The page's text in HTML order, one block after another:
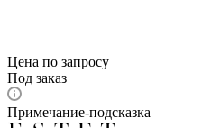
Цена по запросу
Под заказ
Примечание-подсказка